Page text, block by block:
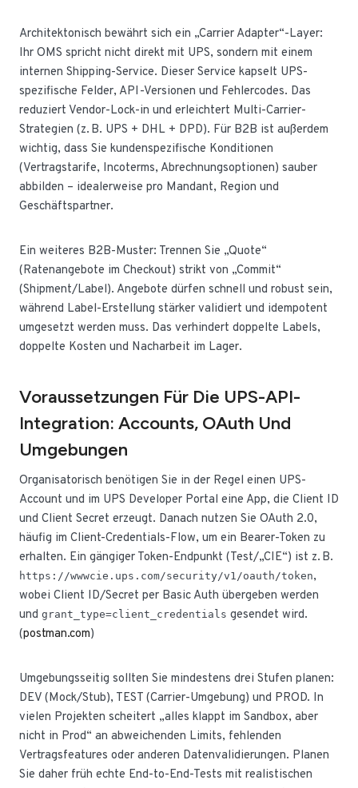
Architektonisch bewährt sich ein „Carrier Adapter“-Layer:
Ihr OMS spricht nicht direkt mit UPS, sondern mit einem
internen Shipping-Service. Dieser Service kapselt UPS-
spezifische Felder, API-Versionen und Fehlercodes. Das
reduziert Vendor-Lock-in und erleichtert Multi-Carrier-
Strategien (z. B. UPS + DHL + DPD). Für B2B ist außerdem
wichtig, dass Sie kundenspezifische Konditionen
(Vertragstarife, Incoterms, Abrechnungsoptionen) sauber
abbilden – idealerweise pro Mandant, Region und
Geschäftspartner.
Ein weiteres B2B-Muster: Trennen Sie „Quote“
(Ratenangebote im Checkout) strikt von „Commit“
(Shipment/Label). Angebote dürfen schnell und robust sein,
während Label-Erstellung stärker validiert und idempotent
umgesetzt werden muss. Das verhindert doppelte Labels,
doppelte Kosten und Nacharbeit im Lager.
Voraussetzungen Für Die UPS-API-
Integration: Accounts, OAuth Und
Umgebungen
Organisatorisch benötigen Sie in der Regel einen UPS-
Account und im UPS Developer Portal eine App, die Client ID
und Client Secret erzeugt. Danach nutzen Sie OAuth 2.0,
häufig im Client-Credentials-Flow, um ein Bearer-Token zu
erhalten. Ein gängiger Token-Endpunkt (Test/„CIE“) ist z. B.
https://wwwcie.ups.com/security/v1/oauth/token,
wobei Client ID/Secret per Basic Auth übergeben werden
und grant_type=client_credentials gesendet wird.
(postman.com)
Umgebungsseitig sollten Sie mindestens drei Stufen planen:
DEV (Mock/Stub), TEST (Carrier-Umgebung) und PROD. In
vielen Projekten scheitert „alles klappt im Sandbox, aber
nicht in Prod“ an abweichenden Limits, fehlenden
Vertragsfeatures oder anderen Datenvalidierungen. Planen
Sie daher früh echte End-to-End-Tests mit realistischen